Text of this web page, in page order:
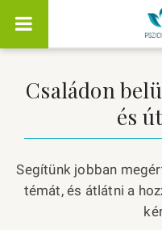
Családon
és
Segítünk jobban
témát, és átlátni a